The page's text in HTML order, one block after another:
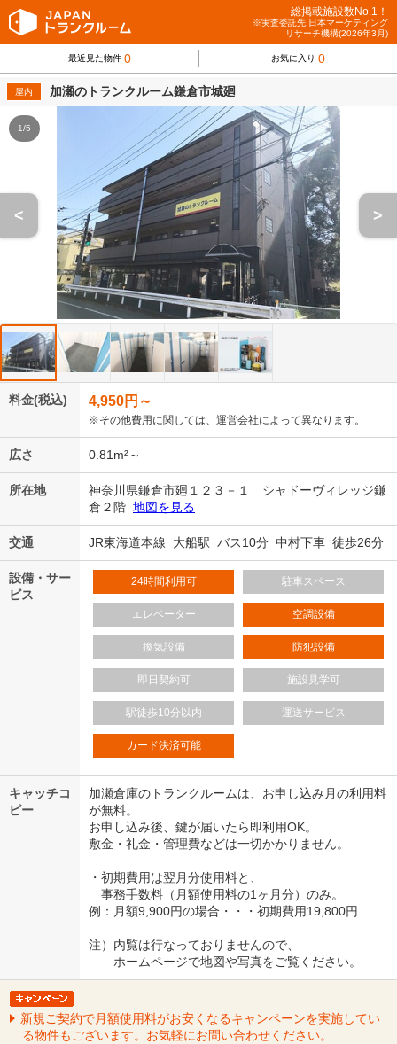
総掲載施設数No.1！
※実査委託先:日本マーケティング
リサーチ機構(2026年3月)
最近見た物件 0 お気に入り 0
屋内 加瀬のトランクルーム鎌倉市城廻
1/5
< >
料金(税込) 4,950円～
※その他費用に関しては、運営会社によって異なります。
広さ 0.81m²～
所在地
神奈川県鎌倉市廻１２３－１ シャドーヴィレッジ鎌
倉２階 地図を見る
交通 JR東海道本線 大船駅 バス10分 中村下車 徒歩26分
設備・サー
ビス
24時間利用可 駐車スペース
エレベーター 空調設備
換気設備 防犯設備
即日契約可 施設見学可
駅徒歩10分以内 運送サービス
カード決済可能
キャッチコ
ピー
加瀬倉庫のトランクルームは、お申し込み月の利用料
が無料。
お申し込み後、鍵が届いたら即利用OK。
敷金・礼金・管理費などは一切かかりません。
・初期費用は翌月分使用料と、
事務手数料（月額使用料の1ヶ月分）のみ。
例：月額9,900円の場合・・・初期費用19,800円
注）内覧は行なっておりませんので、
ホームページで地図や写真をご覧ください。
新規ご契約で月額使用料がお安くなるキャンペーンを実施してい
る物件もございます。お気軽にお問い合わせください。